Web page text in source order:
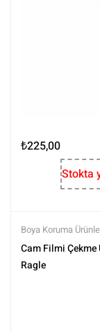
₺225,00
Stokta
Boya Koruma
Kaplama Ürünleri,
Cam Filmi Çekme
Ragle